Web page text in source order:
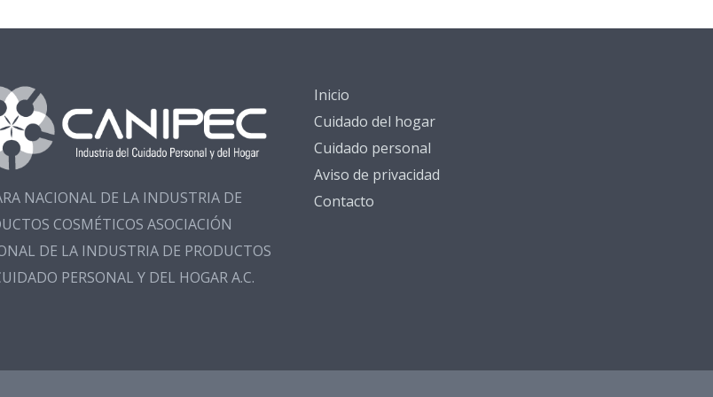
NACIONAL DE LA INDUSTRIA DE
COSMÉTICOS ASOCIACIÓN
DE LA INDUSTRIA DE PRODUCTOS
PERSONAL Y DEL HOGAR A.C.
Inicio
Cuidado del hogar
Cuidado personal
Aviso de privacidad
Contacto